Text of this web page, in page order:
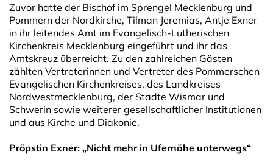
Zuvor hatte der Bischof im Sprengel Mecklenburg und
Pommern der Nordkirche, Tilman Jeremias, Antje Exner
in ihr leitendes Amt im Evangelisch-Lutherischen
Kirchenkreis Mecklenburg eingeführt und ihr das
Amtskreuz überreicht. Zu den zahlreichen Gästen
zählten Vertreterinnen und Vertreter des Pommerschen
Evangelischen Kirchenkreises, des Landkreises
Nordwestmecklenburg, der Städte Wismar und
Schwerin sowie weiterer gesellschaftlicher Institutionen
und aus Kirche und Diakonie.
Pröpstin Exner: „Nicht mehr in Ufernähe unterwegs“